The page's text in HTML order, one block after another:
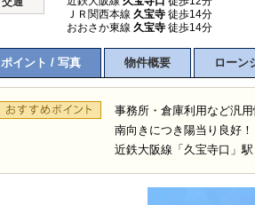
ＪＲ関西本線 久宝寺 徒歩14分
おおさか東線 久宝寺 徒歩14分
ポイント / 写真 物件概要 ローン
事務所・倉庫利用など汎用
南向きにつき陽当り良好！
近鉄大阪線「久宝寺口」